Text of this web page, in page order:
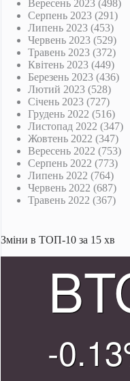
Вересень 2023 (498)
Серпень 2023 (291)
Липень 2023 (453)
Червень 2023 (529)
Травень 2023 (372)
Квітень 2023 (449)
Березень 2023 (436)
Лютий 2023 (528)
Січень 2023 (727)
Грудень 2022 (516)
Листопад 2022 (347)
Жовтень 2022 (347)
Вересень 2022 (753)
Серпень 2022 (773)
Липень 2022 (764)
Червень 2022 (687)
Травень 2022 (367)
Зміни в ТОП-10 за 15 хв